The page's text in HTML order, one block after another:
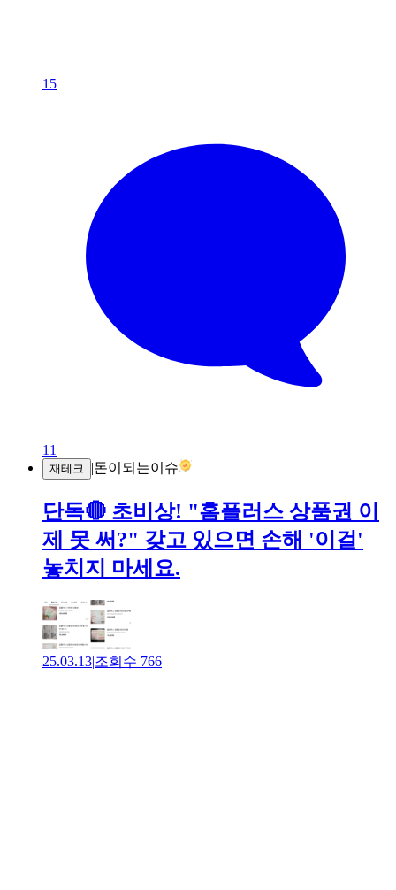
15
11
재테크 |돈이되는이슈
단독🔴 초비상! "홈플러스 상품권 이
제 못 써?" 갖고 있으면 손해 '이걸'
놓치지 마세요.
25.03.13|조회수 766